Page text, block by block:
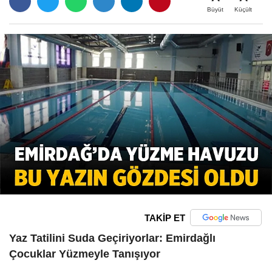
Büyüt Küçült
TAKİP ET
Yaz Tatilini Suda Geçiriyorlar: Emirdağlı
Çocuklar Yüzmeyle Tanışıyor